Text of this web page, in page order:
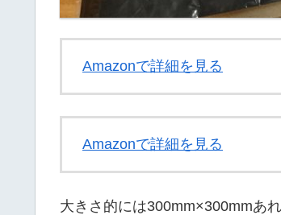
Amazonで詳細を見る
Amazonで詳細を見る
大きさ的には300mm×300mmあ